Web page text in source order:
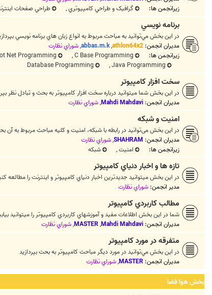
زیرانجمن ها:
گرافيک و طراحي کامپيوتري, طراحي صفحات
برنامه نويسي
در اين بخش مي‌توانيد به مباحث مربوط به انواع زبان هاي برنامه نويسي
مدیران انجمن: athlon64x2
,
abbas.m.k
,شوراي نظارت
زیرانجمن ها:
C Base Programming
,
Net Programming
Java Programming
,
Database Programming
سخت افزار كامپيوتر
در اين بخش شما ميتوانيد درباره سخت افزار كامپيوتر به بحث و تبادل نظر
مدیران انجمن: Mahdi Mahdavi
,شوراي نظارت
امنيت و شبكه
در این بخش می‌توانید در رابطه با شبكه، امنيت و کلیه مباحث مربوط به آن
مدیران انجمن: SHAHRAM
,شوراي نظارت
زیرانجمن ها:
امنيت, شبکه
تازه ها و اخبار دنياي کامپيوتر
در اين بخش ميتوانيد جديدترين اخبار دنياي کامپيوتر و اينترنت را مطالعه
مدیر انجمن: شوراي نظارت
مطالب كاربردي كامپيوتر
شما در اين بخش اطلاعات مفيد و آموزشهاي كاربردي كامپيوتر را ميتوانيد
مدیران انجمن: Mahdi Mahdavi
,
MASTER
,شوراي نظارت
متفرقه در مورد کامپيوتر
در اين بخش مي‌توانيد در مورد ديگر مباحث کامپيوتر به بحث بپردازيد
مدیران انجمن: MASTER
,شوراي نظارت
بخش هوا فضا